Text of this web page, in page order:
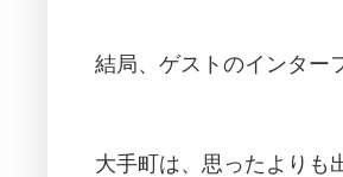
結局、ゲストのインター
大手町は、思ったよりも